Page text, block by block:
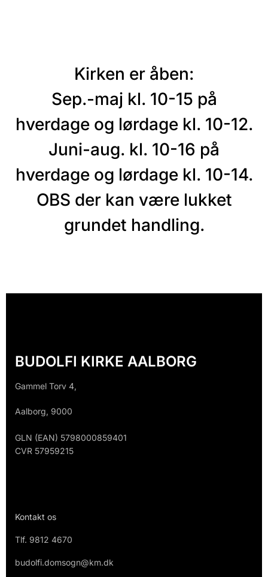
Kirken er åben:
Sep.-maj kl. 10-15 på
hverdage og lørdage kl. 10-12.
Juni-aug. kl. 10-16 på
hverdage og lørdage kl. 10-14.
OBS der kan være lukket
grundet handling.
BUDOLFI KIRKE AALBORG
Gammel Torv 4,
Aalborg, 9000
GLN (EAN) 5798000859401
CVR 57959215
Kontakt os
Tlf. 9812 4670
budolfi.domsogn@km.dk